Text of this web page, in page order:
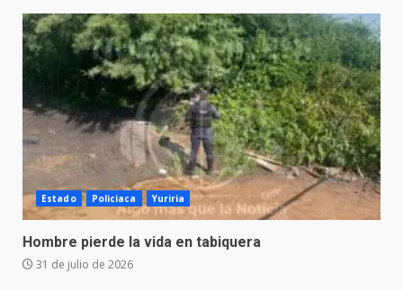
Estado Policiaca Yuriria
Hombre pierde la vida en tabiquera
31 de julio de 2026